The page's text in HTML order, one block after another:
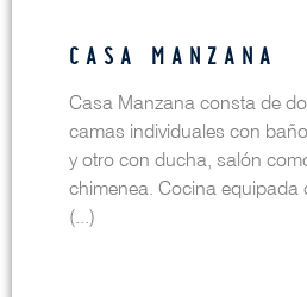
CASA MANZANA
Casa Manzana consta de
camas individuales con
y otro con ducha, salón
chimenea. Cocina equipada
(...)